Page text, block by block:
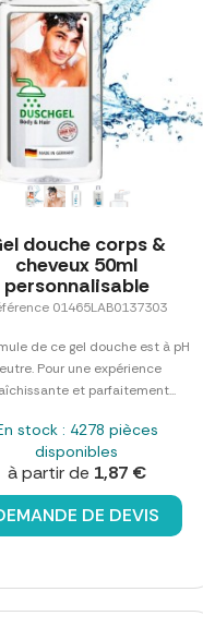
douche corps &
cheveux 50ml
personnalisable
01465LAB0137303
de ce gel douche est à pH
Pour une expérience
et parfaitement...
stock : 4278 pièces
disponibles
à partir de 1,87 €
DE DEVIS